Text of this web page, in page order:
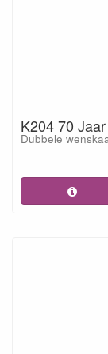
K204 70
Dubbele